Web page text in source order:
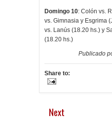
Domingo 10: Colón vs.
vs. Gimnasia y Esgrima
vs. Lanús (18.20 hs.) y
(18.20 hs.)
Publicado
Share to:
Next